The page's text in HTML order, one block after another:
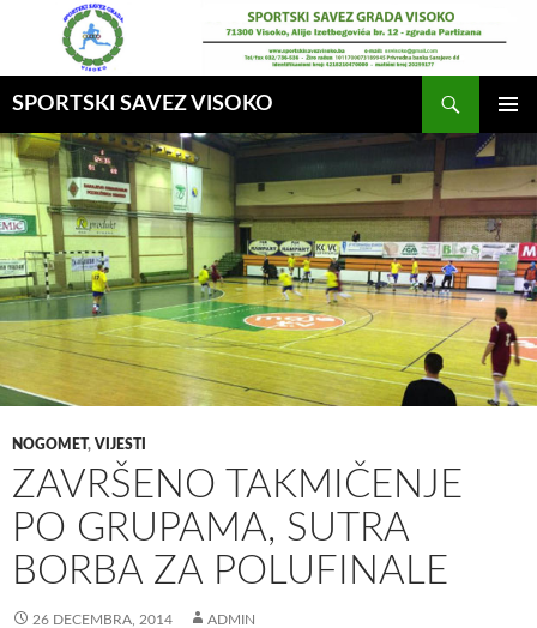
SPORTSKI SAVEZ VISOKO
GLAVNI
MENI
NOGOMET, VIJESTI
ZAVRŠENO TAKMIČENJE
PO GRUPAMA, SUTRA
BORBA ZA POLUFINALE
26 DECEMBRA, 2014 ADMIN